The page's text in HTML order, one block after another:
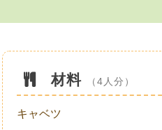
材料 （4人分）
キャベツ